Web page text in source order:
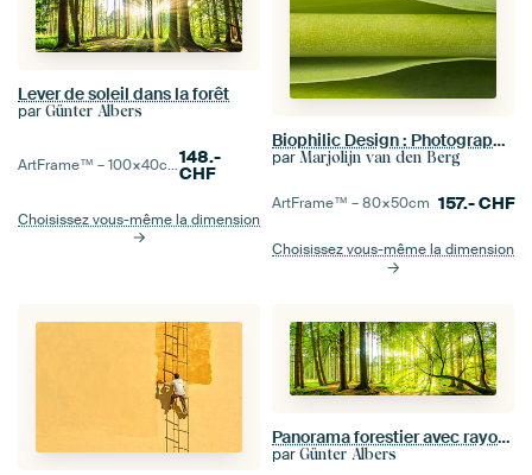
Lever de soleil dans la forêt
par Günter Albers
ArtFrame™ –100×40cm 148.-
CHF
Choisissez vous-même la dimension
Biophilic Design : Photographie abstraite : Vert horizontal
par Marjolijn van den Berg
ArtFrame™ –80×50cm 157.-CHF
Choisissez vous-même la dimension
Panorama forestier avec rayons de soleil
par Günter Albers